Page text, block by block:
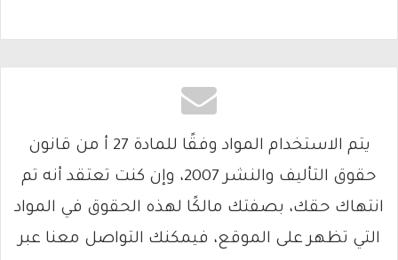
يتم الاستخدام المواد وفقًا للمادة 27 أ من قانون
حقوق التأليف والنشر 2007، وإن كنت تعتقد أنه تم
انتهاك حقك، بصفتك مالكًا لهذه الحقوق في المواد
التي تظهر على الموقع، فيمكنك التواصل معنا عبر